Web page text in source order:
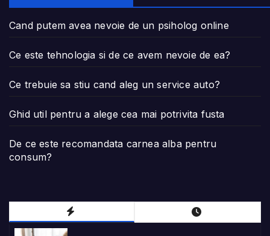
Cand putem avea nevoie de un psiholog online
Ce este tehnologia si de ce avem nevoie de ea?
Ce trebuie sa stiu cand aleg un service auto?
Ghid util pentru a alege cea mai potrivita fusta
De ce este recomandata carnea alba pentru
consum?